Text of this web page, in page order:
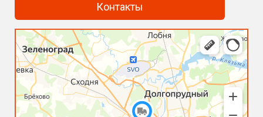
Контакты